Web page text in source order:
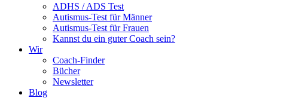
ADHS / ADS Test
Autismus-Test für Männer
Autismus-Test für Frauen
Kannst du ein guter Coach sein?
Wir
Coach-Finder
Bücher
Newsletter
Blog